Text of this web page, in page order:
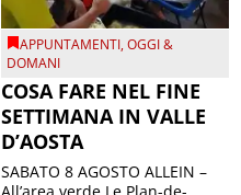
APPUNTAMENTI,OGGI &
DOMANI
COSA FARE NEL FINE
SETTIMANA IN VALLE
D’AOSTA
SABATO 8 AGOSTO ALLEIN –